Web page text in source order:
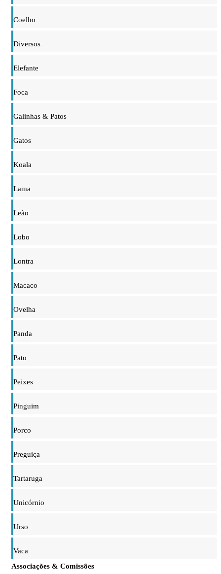
Coelho
Diversos
Elefante
Foca
Galinhas & Patos
Gatos
Koala
Lama
Leão
Lobo
Lontra
Macaco
Ovelha
Panda
Pato
Peixes
Pinguim
Porco
Preguiça
Tartaruga
Unicórnio
Urso
Vaca
Associações & Comissões